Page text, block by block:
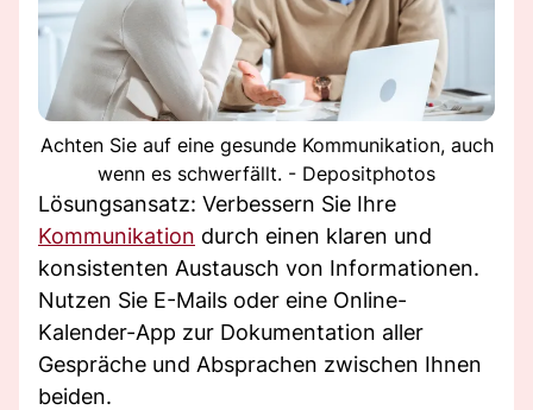
Achten Sie auf eine gesunde Kommunikation, auch
wenn es schwerfällt. - Depositphotos
Lösungsansatz: Verbessern Sie Ihre
Kommunikation durch einen klaren und
konsistenten Austausch von Informationen.
Nutzen Sie E-Mails oder eine Online-
Kalender-App zur Dokumentation aller
Gespräche und Absprachen zwischen Ihnen
beiden.